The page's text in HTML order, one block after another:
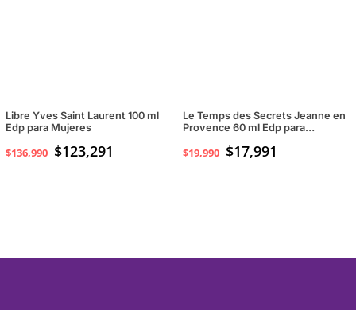
Libre Yves Saint Laurent 100 ml
Edp para Mujeres
$136,990 $123,291
Le Temps des Secrets Jeanne en
Provence 60 ml Edp para
$19,990 $17,991